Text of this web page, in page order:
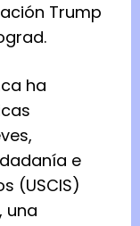
Trump
ha
e
(USCIS)
una